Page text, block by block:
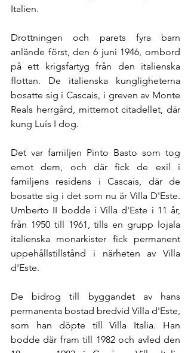
Italien.
Drottningen och parets fyra barn
anlände först, den 6 juni 1946, ombord
på ett krigsfartyg från den italienska
flottan. De italienska kungligheterna
bosatte sig i Cascais, i greven av Monte
Reals herrgård, mittemot citadellet, där
kung Luís I dog.
Det var familjen Pinto Basto som tog
emot dem, och där fick de exil i
familjens residens i Cascais, där de
bosatte sig i det som nu är Villa D'Este.
Umberto II bodde i Villa d'Este i 11 år,
från 1950 till 1961, tills en grupp lojala
italienska monarkister fick permanent
uppehållstillstånd i närheten av Villa
d'Este.
De bidrog till byggandet av hans
permanenta bostad bredvid Villa d'Este,
som han döpte till Villa Italia. Han
bodde där fram till 1982 och avled den